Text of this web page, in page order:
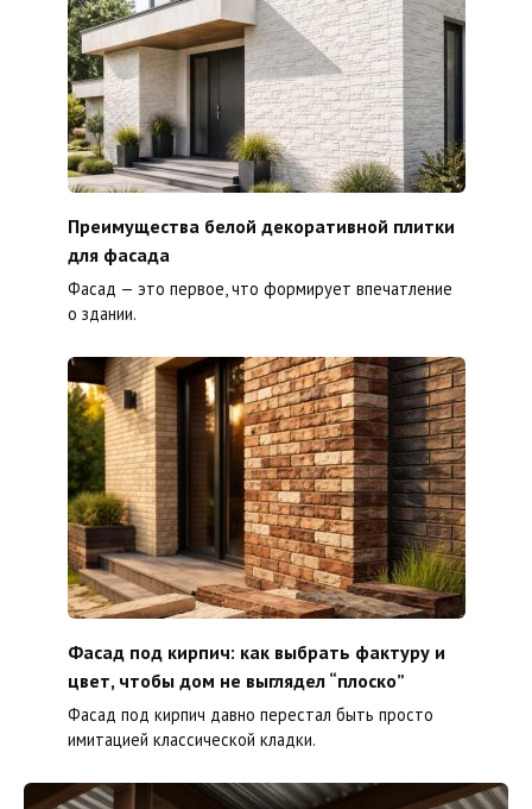
Преимущества белой декоративной плитки
для фасада
Фасад — это первое, что формирует впечатление
о здании.
Фасад под кирпич: как выбрать фактуру и
цвет, чтобы дом не выглядел “плоско”
Фасад под кирпич давно перестал быть просто
имитацией классической кладки.